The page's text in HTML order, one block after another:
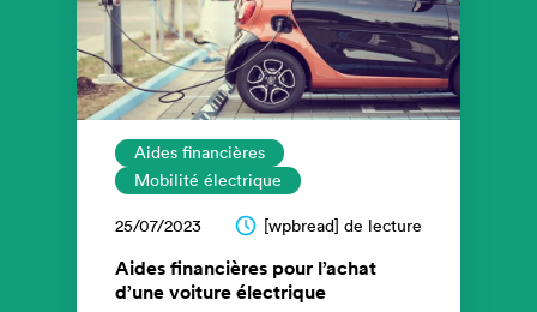
Aides financières
Mobilité électrique
25/07/2023 [wpbread] de lecture
Aides financières pour l’achat
d’une voiture électrique